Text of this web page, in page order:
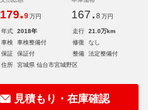
179.9 万円 167. 8 万円
年式 2018年 走行
21.0万km
車検
車検整備付 修復
なし
保証
保証付 整備
法定整備付
住所
宮城県 仙台市宮城野区
見積もり・在庫確認